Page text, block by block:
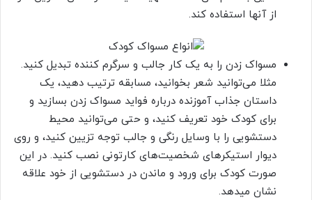
از آنها استفاده کند.
مسواک زدن را به یک کار جالب و سرگرم کننده تبدیل کنید.
مثلا می‌توانید شعر بخوانید، مسابقه ترتیب دهید، یک
داستان جذاب آموزنده درباره فواید مسواک زدن بسازید و
برای کودک خود تعریف کنید، و حتی می‌توانید محیط
دستشویی را با وسایل رنگی و جالب توجه تزیین کنید، و روی
دیوار استیکرهای شخصیت‌های کارتونی نصب کنید. در این
صورت کودک برای ورود و ماندن در دستشویی از خود علاقه
نشان میدهد.